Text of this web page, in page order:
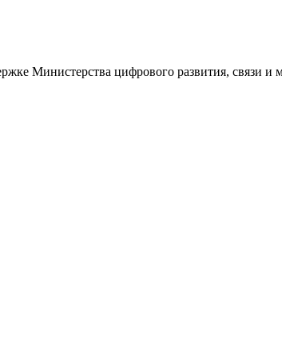
Министерства цифрового развития, связи